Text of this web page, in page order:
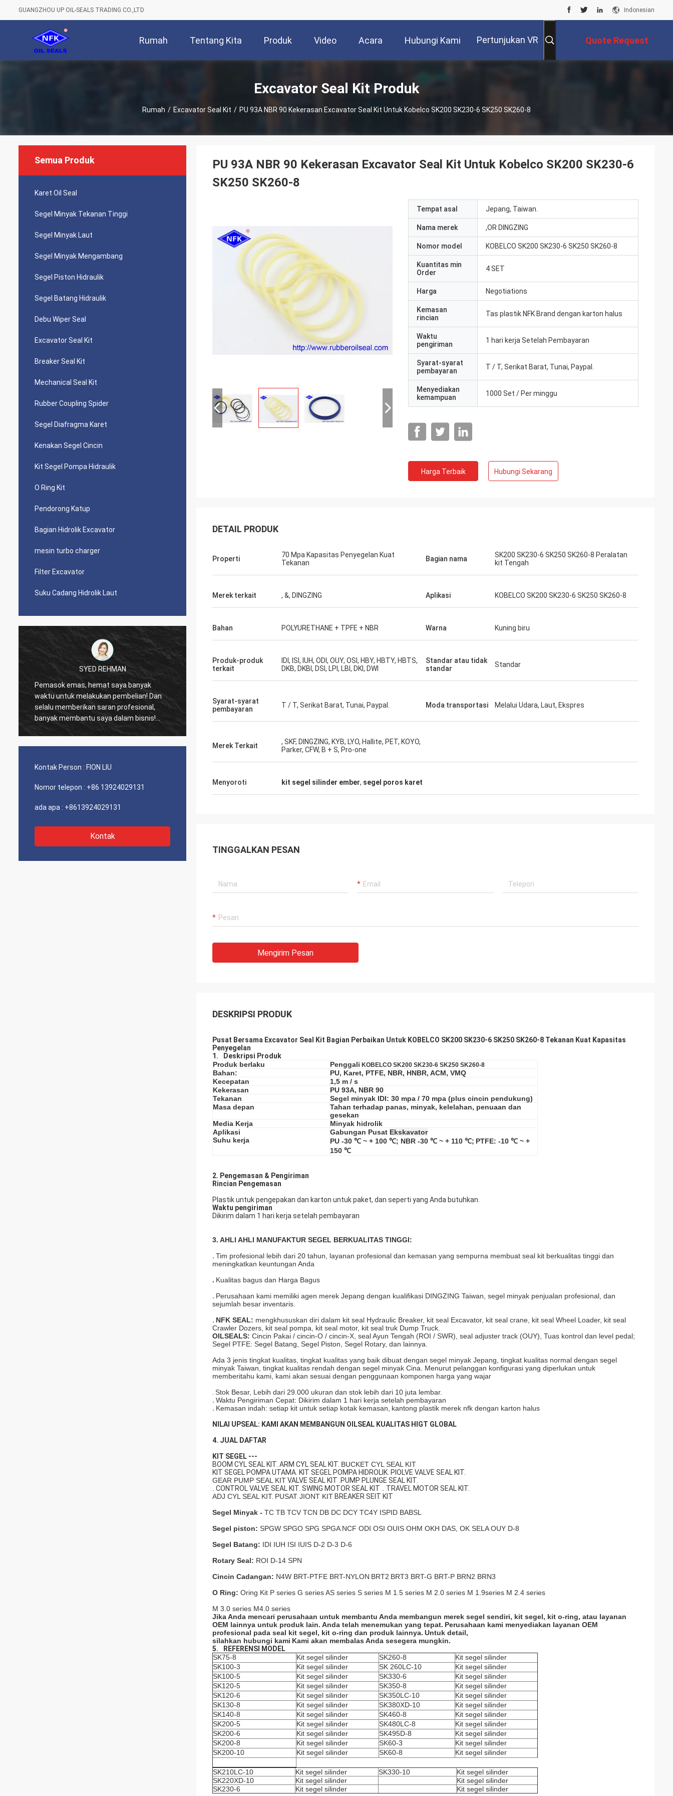
GUANGZHOU UP OIL-SEALS TRADING CO.,LTD Indonesian
Rumah Tentang Kita Produk Video Acara Hubungi Kami Pertunjukan VR Quote Request
Excavator Seal Kit Produk
Rumah / Excavator Seal Kit / PU 93A NBR 90 Kekerasan Excavator Seal Kit Untuk Kobelco SK200 SK230-6 SK250 SK260-8
Semua Produk
Karet Oil Seal
Segel Minyak Tekanan Tinggi
Segel Minyak Laut
Segel Minyak Mengambang
Segel Piston Hidraulik
Segel Batang Hidraulik
Debu Wiper Seal
Excavator Seal Kit
Breaker Seal Kit
Mechanical Seal Kit
Rubber Coupling Spider
Segel Diafragma Karet
Kenakan Segel Cincin
Kit Segel Pompa Hidraulik
O Ring Kit
Pendorong Katup
Bagian Hidrolik Excavator
mesin turbo charger
Filter Excavator
Suku Cadang Hidrolik Laut
SYED REHMAN
Pemasok emas, hemat saya banyak
waktu untuk melakukan pembelian! Dan
selalu memberikan saran profesional,
banyak membantu saya dalam bisnis!
Terima kasih! Semuanya dalam urutan
berkualitas tinggi dan akan menghubungi
Banyak
Mutakilwa Wilson africa
kinerja biaya luar biasa. Pengiriman cepat
Carlo
berkualitas baik, kita akan memiliki
Kontak Person : FION LIU
Nomor telepon : +86 13924029131
ada apa : +8613924029131
Kontak
PU 93A NBR 90 Kekerasan Excavator Seal Kit Untuk Kobelco SK200 SK230-6
SK250 SK260-8
Tempat asal Jepang, Taiwan.
Nama merek ,OR DINGZING
Nomor model KOBELCO SK200 SK230-6 SK250 SK260-8
Kuantitas min
Order
4 SET
Harga Negotiations
Kemasan
rincian
Tas plastik NFK Brand dengan karton halus
Waktu
pengiriman
1 hari kerja Setelah Pembayaran
Syarat-syarat
pembayaran
T / T, Serikat Barat, Tunai, Paypal.
Menyediakan
kemampuan
1000 Set / Per minggu
Harga Terbaik Hubungi Sekarang
DETAIL PRODUK
Properti
70 Mpa Kapasitas Penyegelan Kuat
Tekanan
Bagian nama
SK200 SK230-6 SK250 SK260-8 Peralatan
kit Tengah
Merek terkait , &, DINGZING Aplikasi KOBELCO SK200 SK230-6 SK250 SK260-8
Bahan POLYURETHANE + TPFE + NBR Warna Kuning biru
Produk-produk
terkait
IDI, ISI, IUH, ODI, OUY, OSI, HBY, HBTY, HBTS,
DKB, DKBI, DSI, LPI, LBI, DKI, DWI
Standar atau tidak
standar
Standar
Syarat-syarat
pembayaran
T / T, Serikat Barat, Tunai, Paypal. Moda transportasi Melalui Udara, Laut, Ekspres
Merek Terkait
, SKF, DINGZING, KYB, LYO, Hallite, PET, KOYO,
Parker, CFW, B + S, Pro-one
Menyoroti kit segel silinder ember, segel poros karet
TINGGALKAN PESAN
Mengirim Pesan
DESKRIPSI PRODUK
Pusat Bersama Excavator Seal Kit Bagian Perbaikan Untuk KOBELCO SK200 SK230-6 SK250 SK260-8 Tekanan Kuat Kapasitas
Penyegelan
1.
Deskripsi Produk
Produk berlaku
Penggali KOBELCO SK200 SK230-6 SK250 SK260-8
Bahan:
PU, Karet, PTFE, NBR, HNBR, ACM, VMQ
Kecepatan
1,5 m / s
Kekerasan
PU 93A, NBR 90
Tekanan
Segel minyak IDI: 30 mpa / 70 mpa (plus cincin pendukung)
Masa depan
Tahan terhadap panas, minyak, kelelahan, penuaan dan
gesekan
Media Kerja
Minyak hidrolik
Aplikasi
Suhu kerja
Gabungan Pusat Ekskavator
PU -30 ℃ ~ + 100 ℃; NBR -30 ℃ ~ + 110 ℃; PTFE: -10 ℃ ~ +
150 ℃
2. Pengemasan & Pengiriman
Rincian Pengemasan
Plastik untuk pengepakan dan karton untuk paket, dan seperti yang Anda butuhkan.
Waktu pengiriman
Dikirim dalam 1 hari kerja setelah pembayaran
3. AHLI AHLI MANUFAKTUR SEGEL BERKUALITAS TINGGI:
. Tim profesional lebih dari 20 tahun, layanan profesional dan kemasan yang sempurna membuat seal kit berkualitas tinggi dan
meningkatkan keuntungan Anda
. Kualitas bagus dan Harga Bagus
. Perusahaan kami memiliki agen merek Jepang dengan kualifikasi DINGZING Taiwan, segel minyak penjualan profesional, dan
sejumlah besar inventaris.
. NFK SEAL: mengkhususkan diri dalam kit seal Hydraulic Breaker, kit seal Excavator, kit seal crane, kit seal Wheel Loader, kit seal
Crawler Dozers, kit seal pompa, kit seal motor, kit seal truk Dump Truck.
OILSEALS: Cincin Pakai / cincin-O / cincin-X, seal Ayun Tengah (ROI / SWR), seal adjuster track (OUY), Tuas kontrol dan level pedal;
Segel PTFE: Segel Batang, Segel Piston, Segel Rotary, dan lainnya.
Ada 3 jenis tingkat kualitas, tingkat kualitas yang baik dibuat dengan segel minyak Jepang, tingkat kualitas normal dengan segel
minyak Taiwan, tingkat kualitas rendah dengan segel minyak Cina. Menurut pelanggan konfigurasi yang diperlukan untuk
memberitahu kami, kami akan sesuai dengan penggunaan komponen harga yang wajar
Stok Besar, Lebih dari 29.000 ukuran dan stok lebih dari 10 juta lembar.
. Waktu Pengiriman Cepat: Dikirim dalam 1 hari kerja setelah pembayaran
. Kemasan indah: setiap kit untuk setiap kotak kemasan, kantong plastik merek nfk dengan karton halus
NILAI UPSEAL: KAMI AKAN MEMBANGUN OILSEAL KUALITAS HIGT GLOBAL
4. JUAL DAFTAR
KIT SEGEL ---
BOOM CYL SEAL KIT. ARM CYL SEAL KIT. BUCKET CYL SEAL KIT
KIT SEGEL POMPA UTAMA. KIT SEGEL POMPA HIDROLIK. PIOLVE VALVE SEAL KIT.
GEAR PUMP SEAL KITVALVE SEAL KIT .PUMP PLUNGE SEAL KIT.
CONTROL VALVE SEAL KIT. SWING MOTOR SEAL KIT .. TRAVEL MOTOR SEAL KIT.
ADJ CYL SEAL KIT. PUSAT JIONT KIT BREAKER SEIT KIT
Segel Minyak - TC TB TCV TCN DB DC DCY TC4Y ISPID BABSL
Segel piston: SPGW SPGO SPG SPGA NCF ODI OSI OUIS OHM OKH DAS, OK SELA OUY D-8
Segel Batang: IDI IUH ISI IUIS D-2 D-3 D-6
Rotary Seal: ROI D-14 SPN
Cincin Cadangan: N4W BRT-PTFE BRT-NYLON BRT2 BRT3 BRT-G BRT-P BRN2 BRN3
O Ring: Oring Kit P series G series AS series S series M 1.5 series M 2.0 series M 1.9series M 2.4 series
M 3.0 series M4.0 series
Jika Anda mencari perusahaan untuk membantu Anda membangun merek segel sendiri, kit segel, kit o-ring, atau layanan
OEM lainnya untuk produk lain. Anda telah menemukan yang tepat. Perusahaan kami menyediakan layanan OEM
profesional pada seal kit segel, kit o-ring dan produk lainnya. Untuk detail,
silahkan hubungi kami Kami akan membalas Anda sesegera mungkin.
5.
REFERENSI MODEL
SK75-8
Kit segel silinder SK260-8
Kit segel silinder
SK100-3
Kit segel silinder SK 260LC-10
Kit segel silinder
SK100-5
Kit segel silinder SK330-6
Kit segel silinder
SK120-5
Kit segel silinder SK350-8
Kit segel silinder
SK120-6
Kit segel silinder SK350LC-10
Kit segel silinder
SK130-8
Kit segel silinder SK380XD-10
Kit segel silinder
SK140-8
Kit segel silinder SK460-8
Kit segel silinder
SK200-5
Kit segel silinder SK480LC-8
Kit segel silinder
SK200-6
Kit segel silinder SK495D-8
Kit segel silinder
SK200-8
Kit segel silinder SK60-3
Kit segel silinder
SK200-10
Kit segel silinder SK60-8 Kit segel silinder
SK210LC-10 Kit segel silinder SK330-10
Kit segel silinder
SK220XD-10
Kit segel silinder
Kit segel silinder
SK230-6
Kit segel silinder Kit segel silinder